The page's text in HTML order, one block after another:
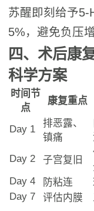
苏醒即刻给予5-
5%，避免负压
四、术后康
科学方案
时间节
点
康复重点
Day 1
排恶露、
镇痛
Day 2 子宫复旧
Day 4
防粘连
Day 7
评估内膜